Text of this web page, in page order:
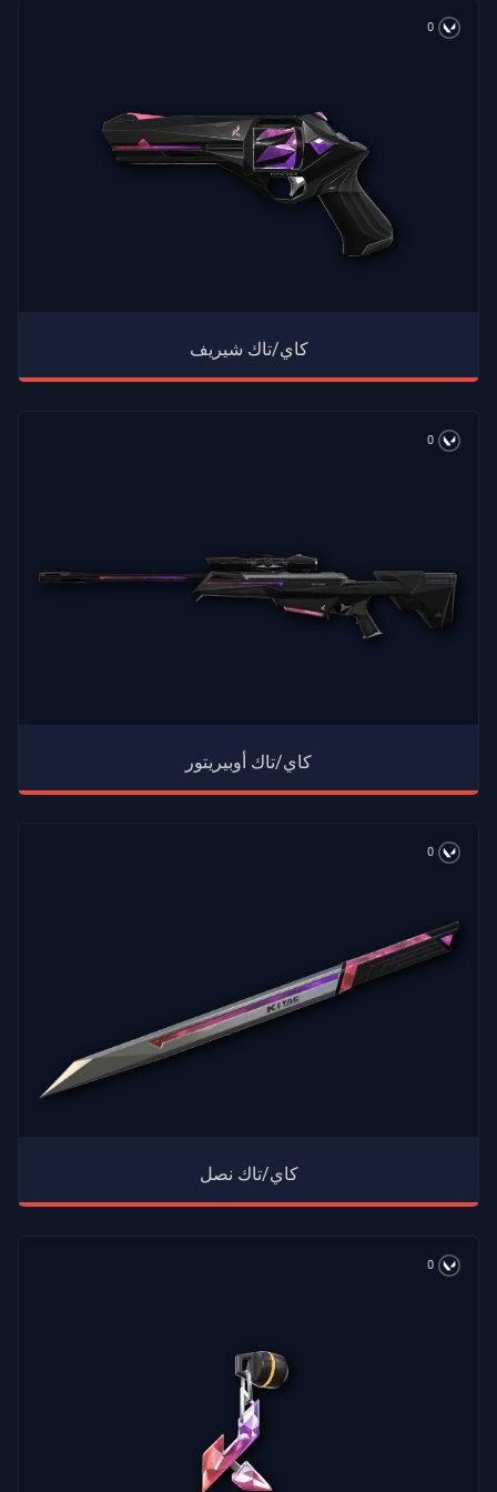
0
كاي/تاك شيريف
0
كاي/تاك أوبيريتور
0
كاي/تاك نصل
0